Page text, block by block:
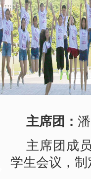
研究生会
主席团：
主席团成
学生会议，